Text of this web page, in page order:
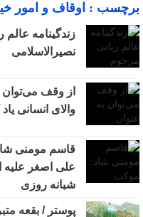
برچسب : اوقاف و امور
زندگینامه عالم
نصیرالاسلامی
از وقف
والای انسانی
قاسم مومنی
شبانه روزی
پوستر / بقعه